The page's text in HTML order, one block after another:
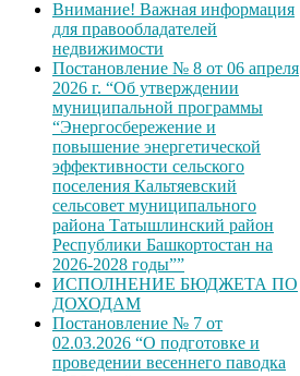
Внимание! Важная информация
для правообладателей
недвижимости
Постановление № 8 от 06 апреля
2026 г. “Об утверждении
муниципальной программы
“Энергосбережение и
повышение энергетической
эффективности сельского
поселения Кальтяевский
сельсовет муниципального
района Татышлинский район
Республики Башкортостан на
2026-2028 годы””
ИСПОЛНЕНИЕ БЮДЖЕТА ПО
ДОХОДАМ
Постановление № 7 от
02.03.2026 “О подготовке и
проведении весеннего паводка